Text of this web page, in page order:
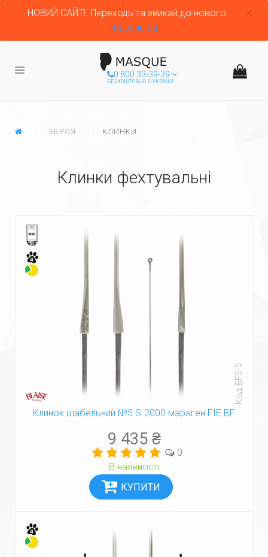
НОВИЙ САЙТ!. Переходь та звикай до нового
masque.ua
0 800 33-39-39
БЕЗКОШТОВНО В УКРАЇНІ
ГЛАВНАЯЗБРОЯ КЛИНКИ
Клинки фехтувальні
Код: BFS-5
Клинок шабельний №5 S-2000 мараген FIE BF
9 435 ₴
0
В наявності